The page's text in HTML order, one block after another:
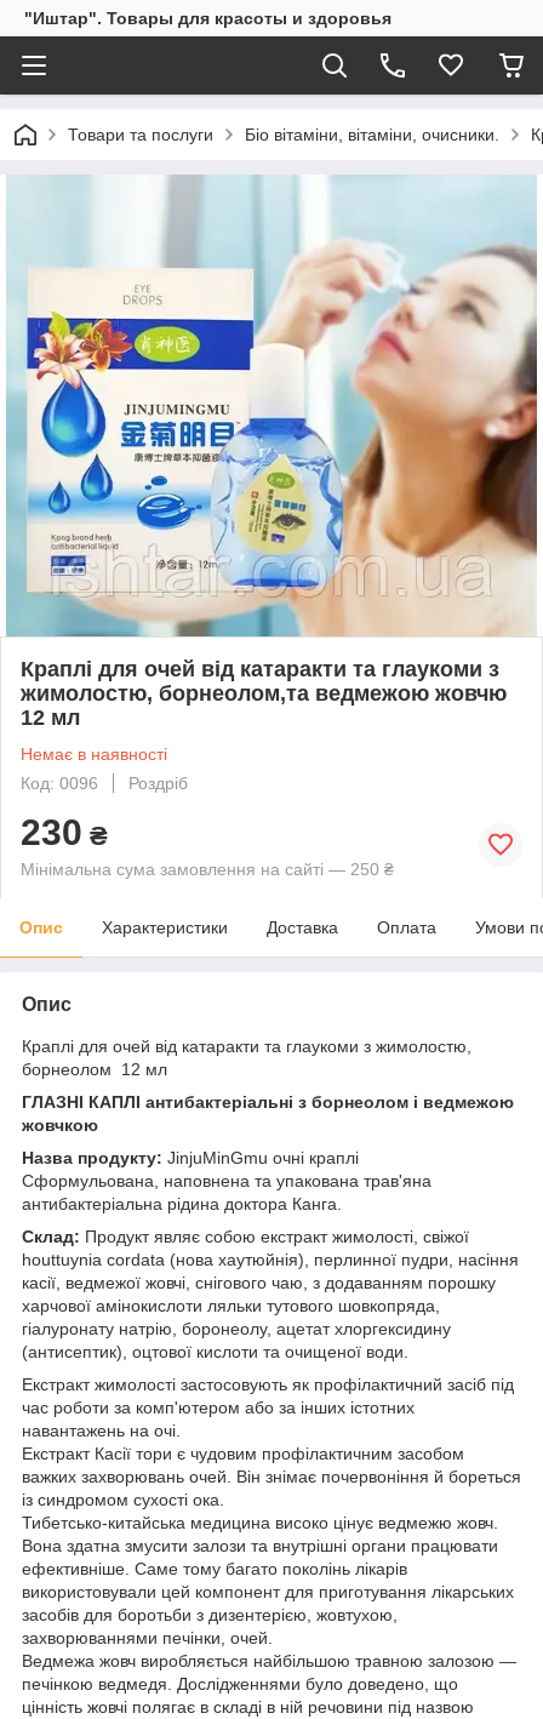
"Иштар". Товары для красоты и здоровья
Товари та послуги Біо вітаміни, вітаміни, очисники.
Краплі для очей від катаракти та глаукоми з
жимолостю, борнеолом,та ведмежою жовчю
12 мл
Немає в наявності
Код: 0096
Роздріб
230 ₴
Мінімальна сума замовлення на сайті — 250 ₴
Опис Характеристики Доставка Оплата Умови
Опис
Краплі для очей від катаракти та глаукоми з жимолостю,
борнеолом 12 мл
ГЛАЗНІ КАПЛІ антибактеріальні з борнеолом і ведмежою
жовчкою
Назва продукту: JinjuMinGmu очні краплі
Сформульована, наповнена та упакована трав'яна
антибактеріальна рідина доктора Канга.
Склад: Продукт являє собою екстракт жимолості, свіжої
houttuynia cordata (нова хаутюйнія), перлинної пудри, насіння
касії, ведмежої жовчі, снігового чаю, з додаванням порошку
харчової амінокислоти ляльки тутового шовкопряда,
гіалуронату натрію, боронеолу, ацетат хлоргексидину
(антисептик), оцтової кислоти та очищеної води.
Екстракт жимолості застосовують як профілактичний засіб під
час роботи за комп'ютером або за інших істотних
навантажень на очі.
Екстракт Касії тори є чудовим профілактичним засобом
важких захворювань очей. Він знімає почервоніння й бореться
із синдромом сухості ока.
Тибетсько-китайська медицина високо цінує ведмежю жовч.
Вона здатна змусити залози та внутрішні органи працювати
ефективніше. Саме тому багато поколінь лікарів
використовували цей компонент для приготування лікарських
засобів для боротьби з дизентерією, жовтухою,
захворюваннями печінки, очей.
Ведмежа жовч виробляється найбільшою травною залозою —
печінкою ведмедя. Дослідженнями було доведено, що
цінність жовчі полягає в складі в ній речовини під назвою